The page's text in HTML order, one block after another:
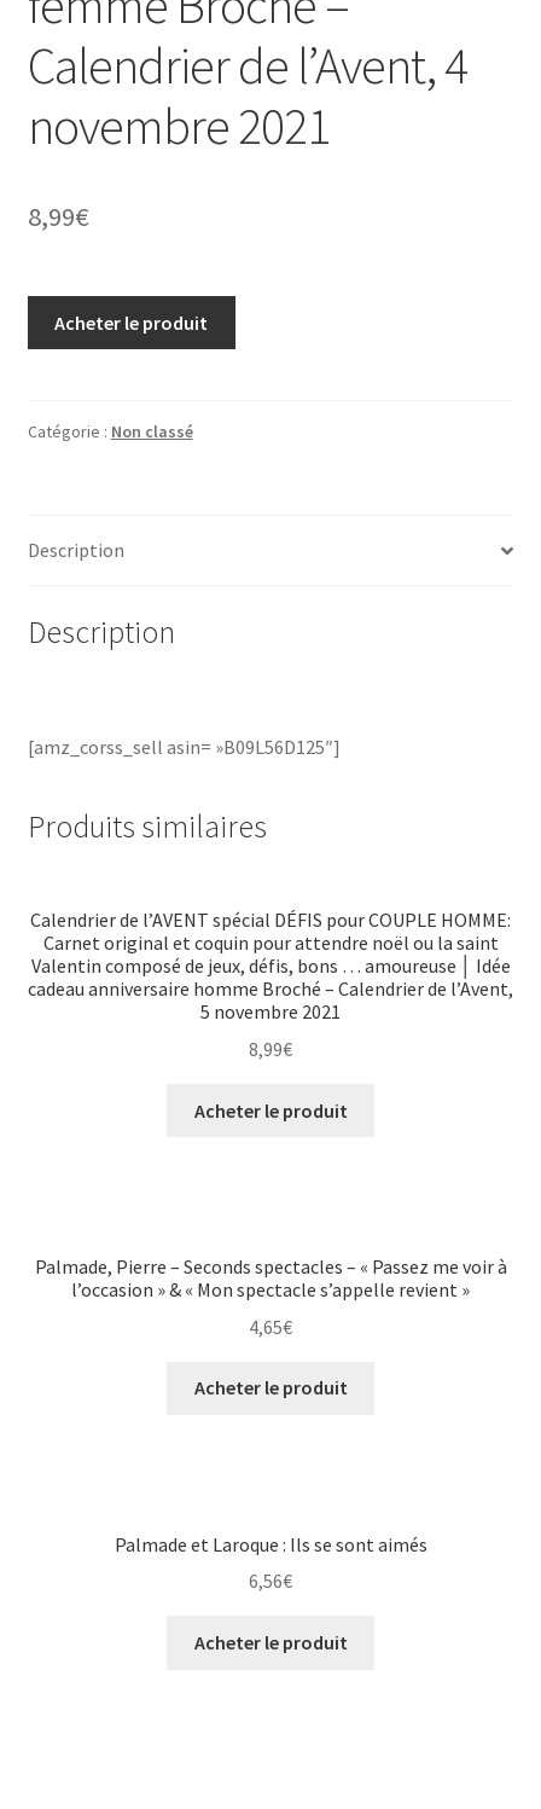
Calendrier de l’Avent, 4
novembre 2021
8,99€
Acheter le produit
Catégorie : Non classé
Description
Description
[amz_corss_sell asin= »B09L56D125″]
Produits similaires
Calendrier de l’AVENT spécial DÉFIS pour COUPLE HOMME:
Carnet original et coquin pour attendre noël ou la saint
Valentin composé de jeux, défis, bons … amoureuse │ Idée
cadeau anniversaire homme Broché – Calendrier de l’Avent,
5 novembre 2021
8,99€
Acheter le produit
Palmade, Pierre – Seconds spectacles – « Passez me voir à
l’occasion » & « Mon spectacle s’appelle revient »
4,65€
Acheter le produit
Palmade et Laroque : Ils se sont aimés
6,56€
Acheter le produit